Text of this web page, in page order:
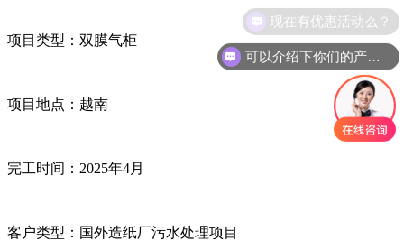
项目类型： 双膜气柜
项目地点：越南
完工时间： 2025年4月
客户类型： 国外造纸厂污水处理项目
可以介绍下你们的产品么？
现在有优惠活动么？